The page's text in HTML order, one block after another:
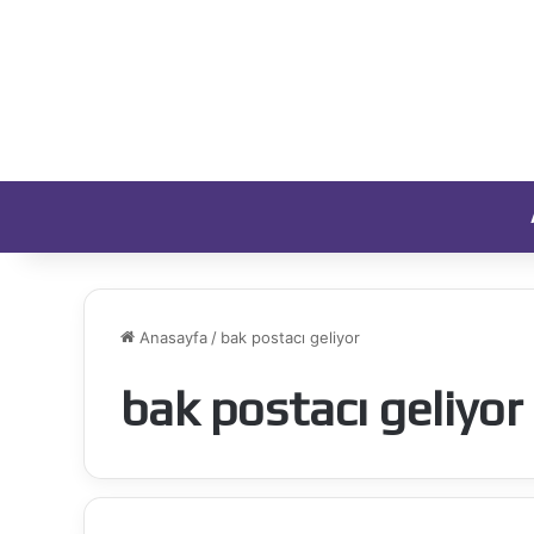
Anasayfa / bak postacı geliyor
bak postacı geliyor